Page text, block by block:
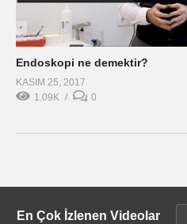
Endoskopi ne demektir?
KASIM 25, 2017
1.09K
0
En Çok İzlenen Videolar